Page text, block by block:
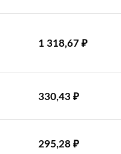
1 318,67 ₽
330,43 ₽
295,28 ₽